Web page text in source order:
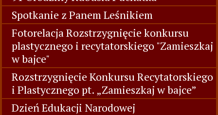
Spotkanie z Panem Leśnikiem
Fotorelacja Rozstrzygnięcie konkursu
plastycznego i recytatorskiego "Zamieszkaj
w bajce"
Rozstrzygnięcie Konkursu Recytatorskiego
i Plastycznego pt. „Zamieszkaj w bajce”
Dzień Edukacji Narodowej